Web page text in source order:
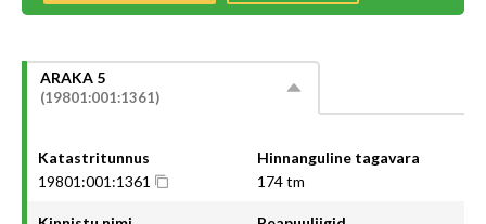
ARAKA 5
(19801:001:1361)
Katastritunnus
19801:001:1361
Hinnanguline tagavara
174 tm